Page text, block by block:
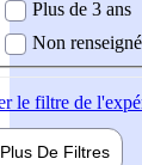
Plus de 3 ans
Non
le filtre de
Plus De Filtres